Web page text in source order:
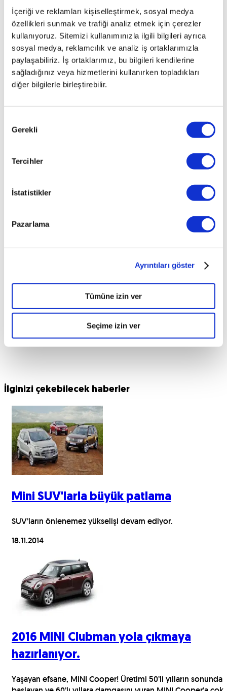
İçeriği ve reklamları kişiselleştirmek, sosyal medya
özellikleri sunmak ve trafiği analiz etmek için çerezler
kullanıyoruz. Sitemizi kullanımınızla ilgili bilgileri ayrıca
sosyal medya, reklamcılık ve analiz iş ortaklarımızla
paylaşabiliriz. İş ortaklarımız, bu bilgileri kendilerine
sağladığınız veya hizmetlerini kullanırken topladıkları
diğer bilgilerle birleştirebilir.
Seçimi
Gerekli
Tercihler
İstatistikler
Pazarlama
Ayrıntıları göster
Tümüne izin ver
Seçime izin ver
İlginizi çekebilecek haberler
Mini SUV'larla büyük patlama
SUV’ların önlenemez yükselişi devam ediyor.
18.11.2014
2016 MINI Clubman yola çıkmaya
hazırlanıyor.
Yaşayan efsane, MINI Cooper! Üretimi 50’li yılların sonunda